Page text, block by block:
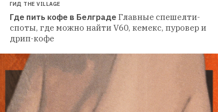
ГИД THE VILLAGE
Где пить кофе в БелградеГлавные спешелти-
споты, где можно найти V60, кемекс, пуровер и
дрип-кофе